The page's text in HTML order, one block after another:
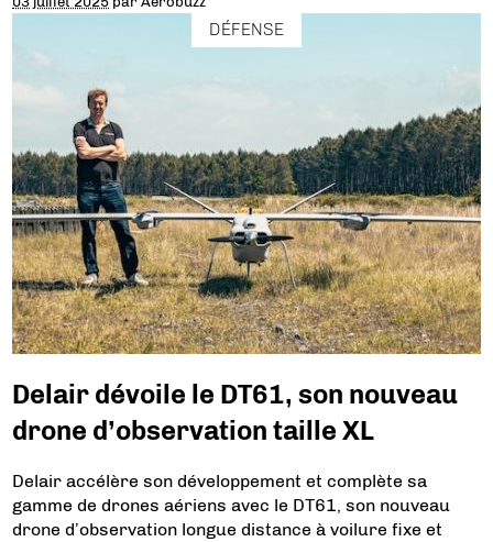
DÉFENSE
Delair dévoile le DT61, son nouveau
drone d’observation taille XL
Delair accélère son développement et complète sa
gamme de drones aériens avec le DT61, son nouveau
drone d’observation longue distance à voilure fixe et